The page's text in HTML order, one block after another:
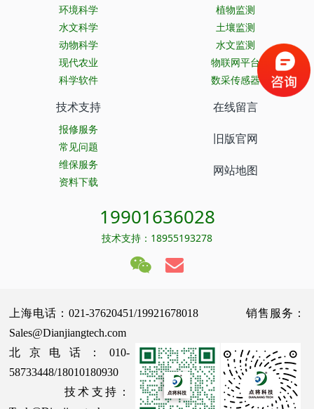
环境科学
水文科学
动物科学
现代农业
科学软件
植物监测
土壤监测
水文监测
物联网平台
数采传感器
技术支持
报修服务
常见问题
维保服务
资料下载
在线留言
旧版官网
网站地图
19901636028
技术支持：18955193278
上海电话：021-37620451/19921678018 销售服务：
Sales@Dianjiangtech.com
北京电话：010-
58733448/18010180930
技术支持：